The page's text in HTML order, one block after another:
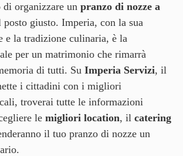
di organizzare un pranzo di nozze a
posto giusto. Imperia, con la sua
e la tradizione culinaria, è la
per un matrimonio che rimarrà
di tutti. Su Imperia Servizi, il
i cittadini con i migliori
troverai tutte le informazioni
le migliori location, il catering
il tuo pranzo di nozze un